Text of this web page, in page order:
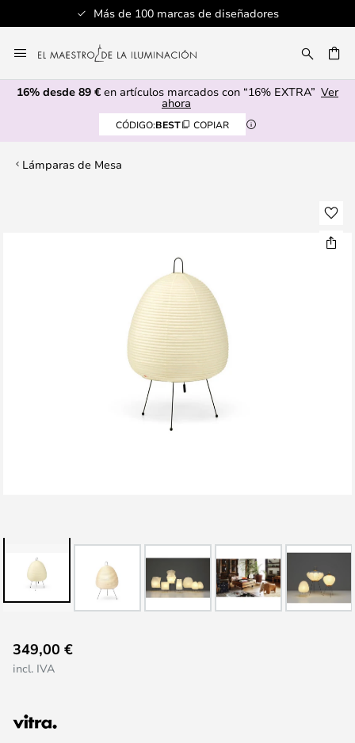
Más de 100 marcas de diseñadores
al
contenido
16% desde 89 € en artículos marcados con “16% EXTRA” Ver
ahora
CÓDIGO:BEST COPIAR
Lámparas de Mesa
al
comienzo
galería
349,00 €
incl. IVA